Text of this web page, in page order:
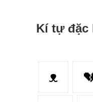
Kí tự đặc
ᴥ